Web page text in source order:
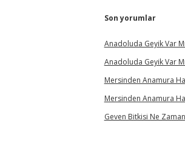
Son yorumlar
Anadoluda Geyik Var Mı
Anadoluda Geyik Var Mı
Mersinden Anamura
Mersinden Anamura
Geven Bitkisi Ne